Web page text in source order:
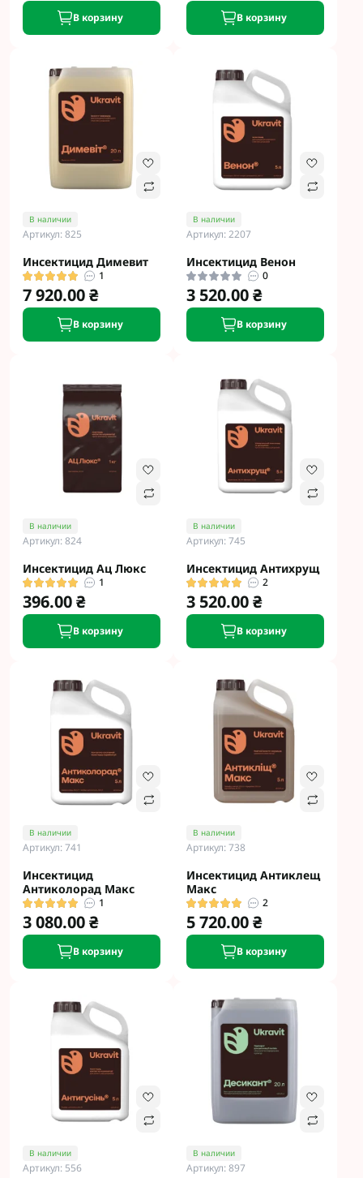
В корзину В корзину
В наличии
Артикул: 825
Инсектицид Димевит
1
7 920.00 ₴
В корзину
В наличии
Артикул: 2207
Инсектицид Венон
0
3 520.00 ₴
В корзину
В наличии
Артикул: 824
Инсектицид Ац Люкс
1
396.00 ₴
В корзину
В наличии
Артикул: 745
Инсектицид Антихрущ
2
3 520.00 ₴
В корзину
В наличии
Артикул: 741
Инсектицид
Антиколорад Макс
1
3 080.00 ₴
В корзину
В наличии
Артикул: 738
Инсектицид Антиклещ
Макс
2
5 720.00 ₴
В корзину
В наличии
Артикул: 556
В наличии
Артикул: 897